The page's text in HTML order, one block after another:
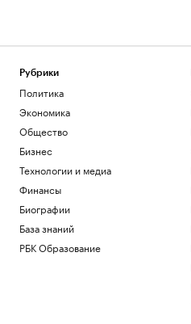
Рубрики
Политика
Экономика
Общество
Бизнес
Технологии и медиа
Финансы
Биографии
База знаний
РБК Образование